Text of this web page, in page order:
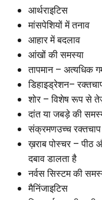
आर्थराइटिस
मांसपेशियों में तनाव
आहार में बदलाव
आंखों की समस्या
तापमान – अत्यधिक
डिहाइड्रेशन–
शोर – विशेष रूप से
दांत या जबड़े की
संक्रमणउच्च रक्तचाप
ख़राब पोस्चर – पीठ
दबाव डालता है
नर्वस सिस्टम की
मैनिंजाइटिस